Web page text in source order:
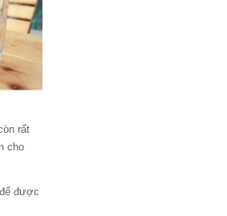
rất
cho
được